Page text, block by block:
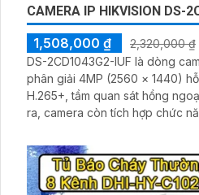
CAMERA IP HIKVISION DS-
1,508,000 ₫
2,320,000 ₫
DS-2CD1043G2-IUF là dòng
phân giải 4MP (2560 × 1440)
H.265+, tầm quan sát hồng ngoại
ra, camera còn tích hợp chức
báo chuyển động của người và